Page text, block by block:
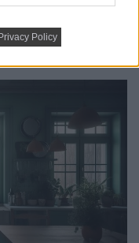
Policy
vintage